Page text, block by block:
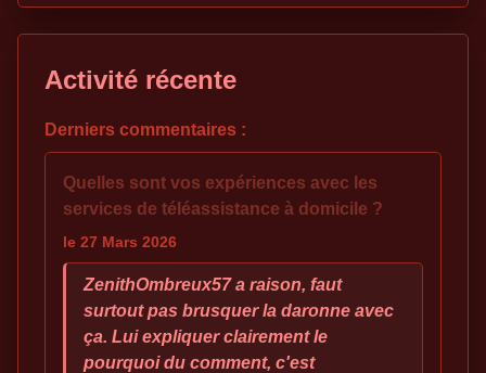
Activité récente
Derniers commentaires :
Quelles sont vos expériences avec les
services de téléassistance à domicile ?
le 27 Mars 2026
ZenithOmbreux57 a raison, faut
surtout pas brusquer la daronne avec
ça. Lui expliquer clairement le
pourquoi du comment, c'est